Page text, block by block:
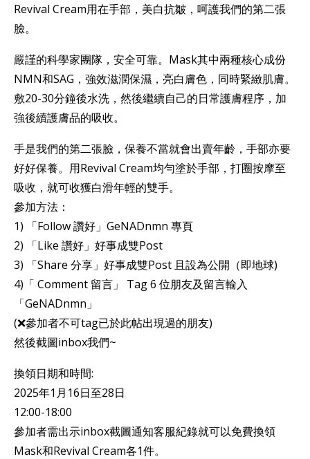
Revival Cream用在手部，美白抗皺，呵護我們的第二張
臉。
嚴謹的科學家團隊，安全可靠。Mask其中兩種核心成份
NMN和SAG，強效滋潤保濕，亮白膚色，同時緊緻肌膚。
敷20-30分鐘後水洗，然後繼續自己的日常護膚程序，加
強後續護膚品的吸收。
手是我們的第二張臉，保養不當就會出賣年齡，手部亦要
好好保養。用Revival Cream均勻塗於手部，打圈按摩至
吸收，就可收獲白滑年輕的雙手。
參加方法：
1) 「Follow 讚好」GeNADnmn 專頁
2) 「Like 讚好」好事成雙Post
3) 「Share 分享」好事成雙Post 且設為公開（即地球)
4)「 Comment 留言」 Tag 6 位朋友及留言輸入
「GeNADnmn」
(❌參加者不可tag已於此帖出現過的朋友)
然後截圖inbox我們~
換領日期和時間:
2025年1月16日至28日
12:00-18:00
參加者需出示inbox截圖通知客服紀錄就可以免費換領
Mask和Revival Cream各1件。